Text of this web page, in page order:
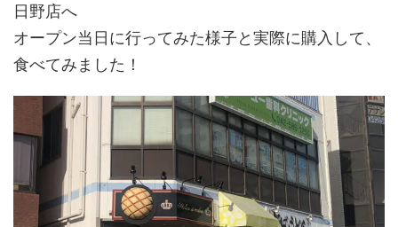
日野店へ
オープン当日に行ってみた様子と実際に購入して、
食べてみました！